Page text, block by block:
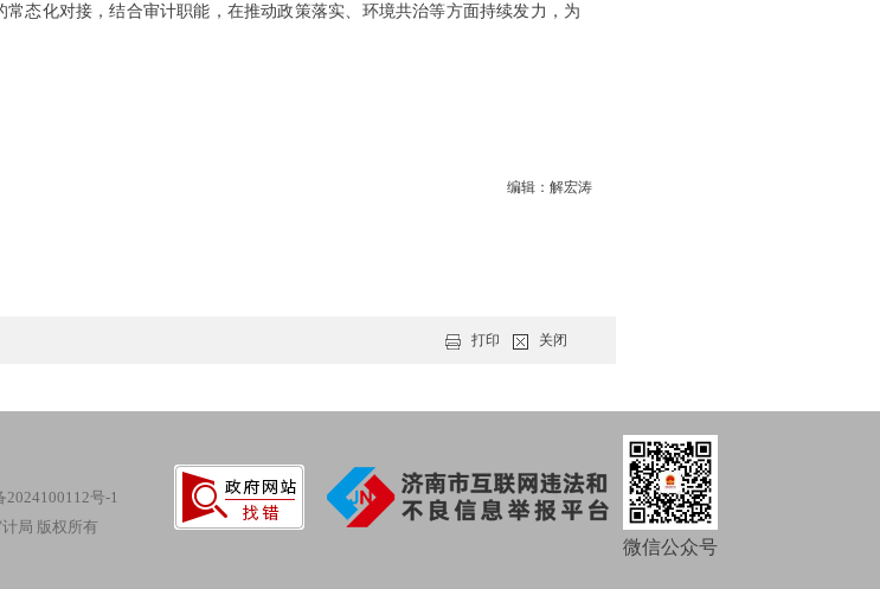
态化对接，结合审计职能，在推动政策落实、环境共治等方面持续发力，为
编辑：解宏涛
打印 关闭
2024100112号-1
局 版权所有
微信公众号